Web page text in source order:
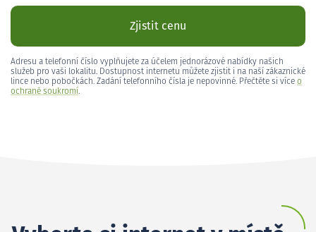
Zjistit cenu
Adresu a telefonní číslo vyplňujete za účelem jednorázové nabídky našich
služeb pro vaši lokalitu. Dostupnost internetu můžete zjistit i na naší zákaznické
lince nebo pobočkách. Zadání telefonního čísla je nepovinné. Přečtěte si více o
ochraně soukromí.